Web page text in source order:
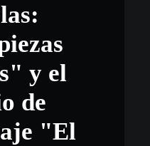
y el
de
"El